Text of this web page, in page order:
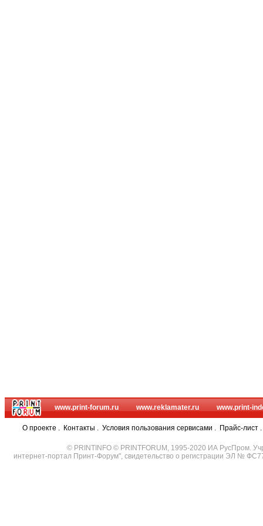
www.print-forum.ru www.reklamater.ru www.print-
О проекте . Контакты . Условия пользования сервисами . Прайс-лист .
© PRINTINFO © PRINTFORUM, 1995-2020 ИА РусПром.
интернет-портал Принт-Форум", свидетельство о регистрации ЭЛ №